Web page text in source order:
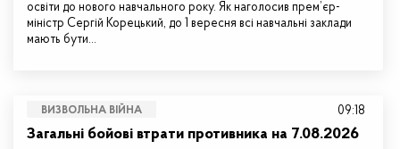
освіти до нового навчального року. Як наголосив прем’єр-
міністр Сергій Корецький, до 1 вересня всі навчальні заклади
мають бути…
ВИЗВОЛЬНА ВІЙНА
Загальні бойові втрати противника на 7.08.2026
09:18